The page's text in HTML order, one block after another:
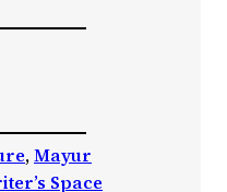
, Mayur
Space